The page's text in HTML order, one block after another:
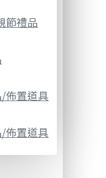
節禮品
佈置道具
佈置道具